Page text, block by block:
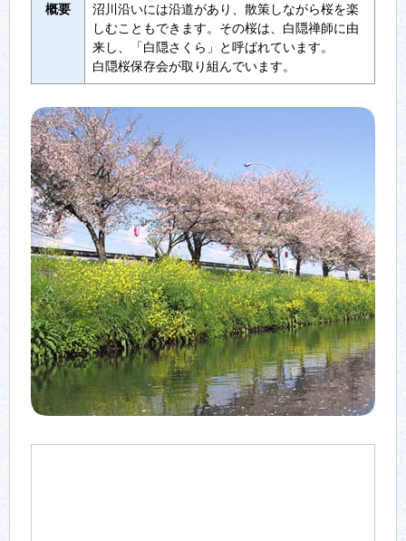
概要
沼川沿いには沿道があり、散策しながら桜を楽
しむこともできます。その桜は、白隠禅師に由
来し、「白隠さくら」と呼ばれています。
白隠桜保存会が取り組んでいます。